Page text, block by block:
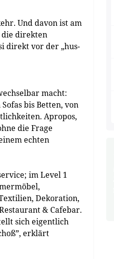
Und davon ist am
die direkten
direkt vor der „hus-
macht:
bis Betten, von
Apropos,
die Frage
echten
im Level 1
Dekoration,
& Cafebar.
sich eigentlich
erklärt